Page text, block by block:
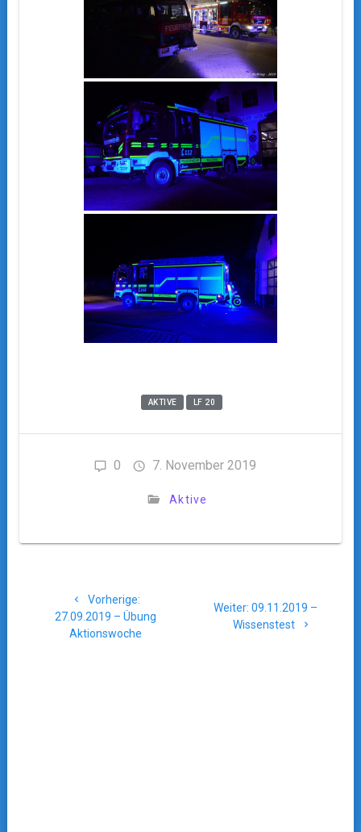
AKTIVE LF 20
0 7. November 2019
Aktive
Vorherige:
Beitrag:
27.09.2019 – Übung
Aktionswoche
Weiter: Nächster
Beitrag:
09.11.2019 –
Wissenstest